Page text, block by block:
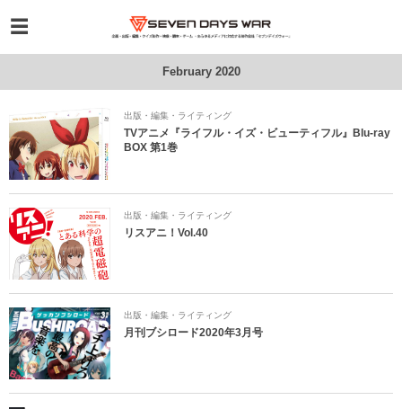
February 2020
出版・編集・ライティング
TVアニメ『ライフル・イズ・ビューティフル』Blu-ray
BOX 第1巻
出版・編集・ライティング
リスアニ！Vol.40
出版・編集・ライティング
月刊ブシロード2020年3月号